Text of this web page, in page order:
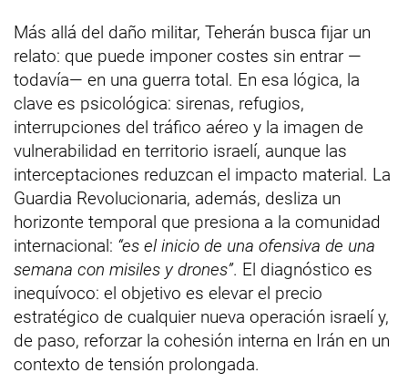
Más allá del daño militar, Teherán busca fijar un
relato: que puede imponer costes sin entrar —
todavía— en una guerra total. En esa lógica, la
clave es psicológica: sirenas, refugios,
interrupciones del tráfico aéreo y la imagen de
vulnerabilidad en territorio israelí, aunque las
interceptaciones reduzcan el impacto material. La
Guardia Revolucionaria, además, desliza un
horizonte temporal que presiona a la comunidad
internacional: “es el inicio de una ofensiva de una
semana con misiles y drones”. El diagnóstico es
inequívoco: el objetivo es elevar el precio
estratégico de cualquier nueva operación israelí y,
de paso, reforzar la cohesión interna en Irán en un
contexto de tensión prolongada.